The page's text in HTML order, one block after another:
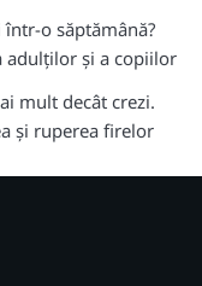
într-o săptămână?
adulților și a copiilor
mult decât crezi.
și ruperea firelor